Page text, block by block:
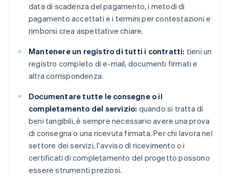
data di scadenza del pagamento, i metodi di
pagamento accettati e i termini per contestazioni e
rimborsi crea aspettative chiare.
Mantenere un registro di tutti i contratti: tieni un
registro completo di e-mail, documenti firmati e
altra corrispondenza.
Documentare tutte le consegne o il
completamento del servizio: quando si tratta di
beni tangibili, è sempre necessario avere una prova
di consegna o una ricevuta firmata. Per chi lavora nel
settore dei servizi, l'avviso di ricevimento o i
certificati di completamento del progetto possono
essere strumenti preziosi.